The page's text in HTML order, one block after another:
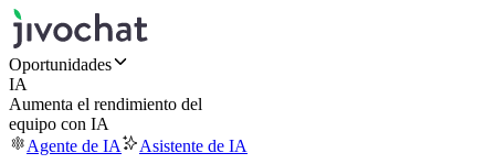
Oportunidades
IA
Aumenta el rendimiento del
equipo con IA
Agente de IA
Asistente de IA